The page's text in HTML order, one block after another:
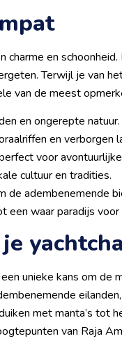
en
Terwijl je van
van de meest
en ongerepte natuur.
en verborgen
voor
cultuur en tradities.
de adembenemende
waar paradijs
unieke kans om de
met manta’s tot
van Raja